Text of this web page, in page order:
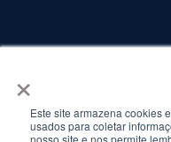
×
Este site armazena cookies
usados para coletar
nosso site e nos permite